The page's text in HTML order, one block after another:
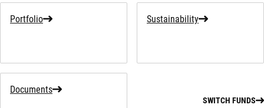
Portfolio Sustainability
Documents
SWITCH FUNDS